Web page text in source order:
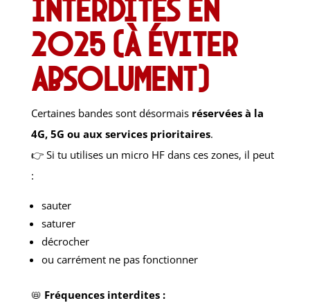
interdites en
2025 (à éviter
absolument)
Certaines bandes sont désormais réservées à la
4G, 5G ou aux services prioritaires.
👉 Si tu utilises un micro HF dans ces zones, il peut
:
sauter
saturer
décrocher
ou carrément ne pas fonctionner
📛 Fréquences interdites :